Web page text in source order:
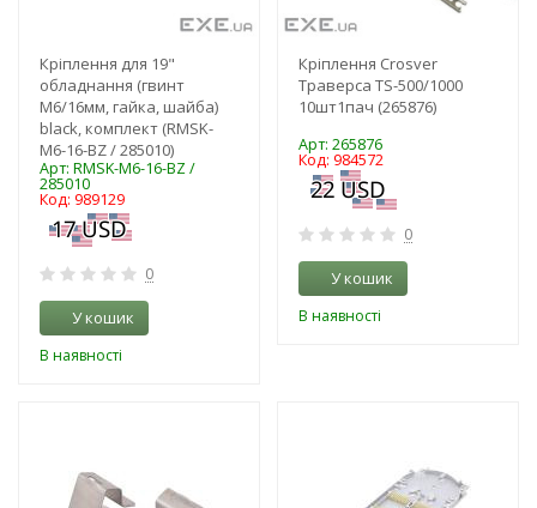
Кріплення для 19"
обладнання (гвинт
M6/16мм, гайка, шайба)
black, комплект (RMSK-
M6-16-BZ / 285010)
Арт: RMSK-M6-16-BZ /
285010
Код: 989129
0
У кошик
В наявності
Кріплення Crosver
Траверса TS-500/1000
10шт1пач (265876)
Арт: 265876
Код: 984572
0
У кошик
В наявності